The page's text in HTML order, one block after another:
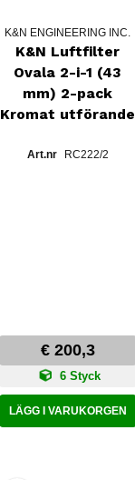
K&N ENGINEERING INC.
K&N Luftfilter
Ovala 2-i-1 (43
mm) 2-pack
Kromat utförande
RC222/2
€ 200,3
6 Styck
LÄGG I VARUKORGEN